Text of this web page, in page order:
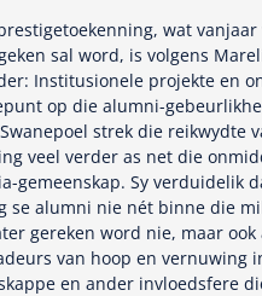
wat
sal word, is volgens
Institusionele projekte en
op die alumni-
strek die reikwydte
veel verder as net die
gemeenskap. Sy verduidelik
se alumni nie nét binne die
gereken word nie, maar ook
van hoop en vernuwing
en ander invloedsfere